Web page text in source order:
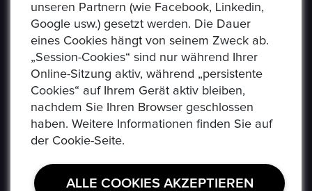
Verkäufer Richtlinien
Impressum
Kommissionsgebühren
Allgemeine Bestimmungen
Social-Media AGB
Cookie
unseren Partnern (wie Facebook, Linkedin,
Google usw.) gesetzt werden. Die Dauer
eines Cookies hängt von seinem Zweck ab.
„Session-Cookies“ sind nur während Ihrer
Online-Sitzung aktiv, während „persistente
Cookies“ auf Ihrem Gerät aktiv bleiben,
nachdem Sie Ihren Browser geschlossen
haben. Weitere Informationen finden Sie auf
der Cookie-Seite.
ALLE COOKIES AKZEPTIEREN